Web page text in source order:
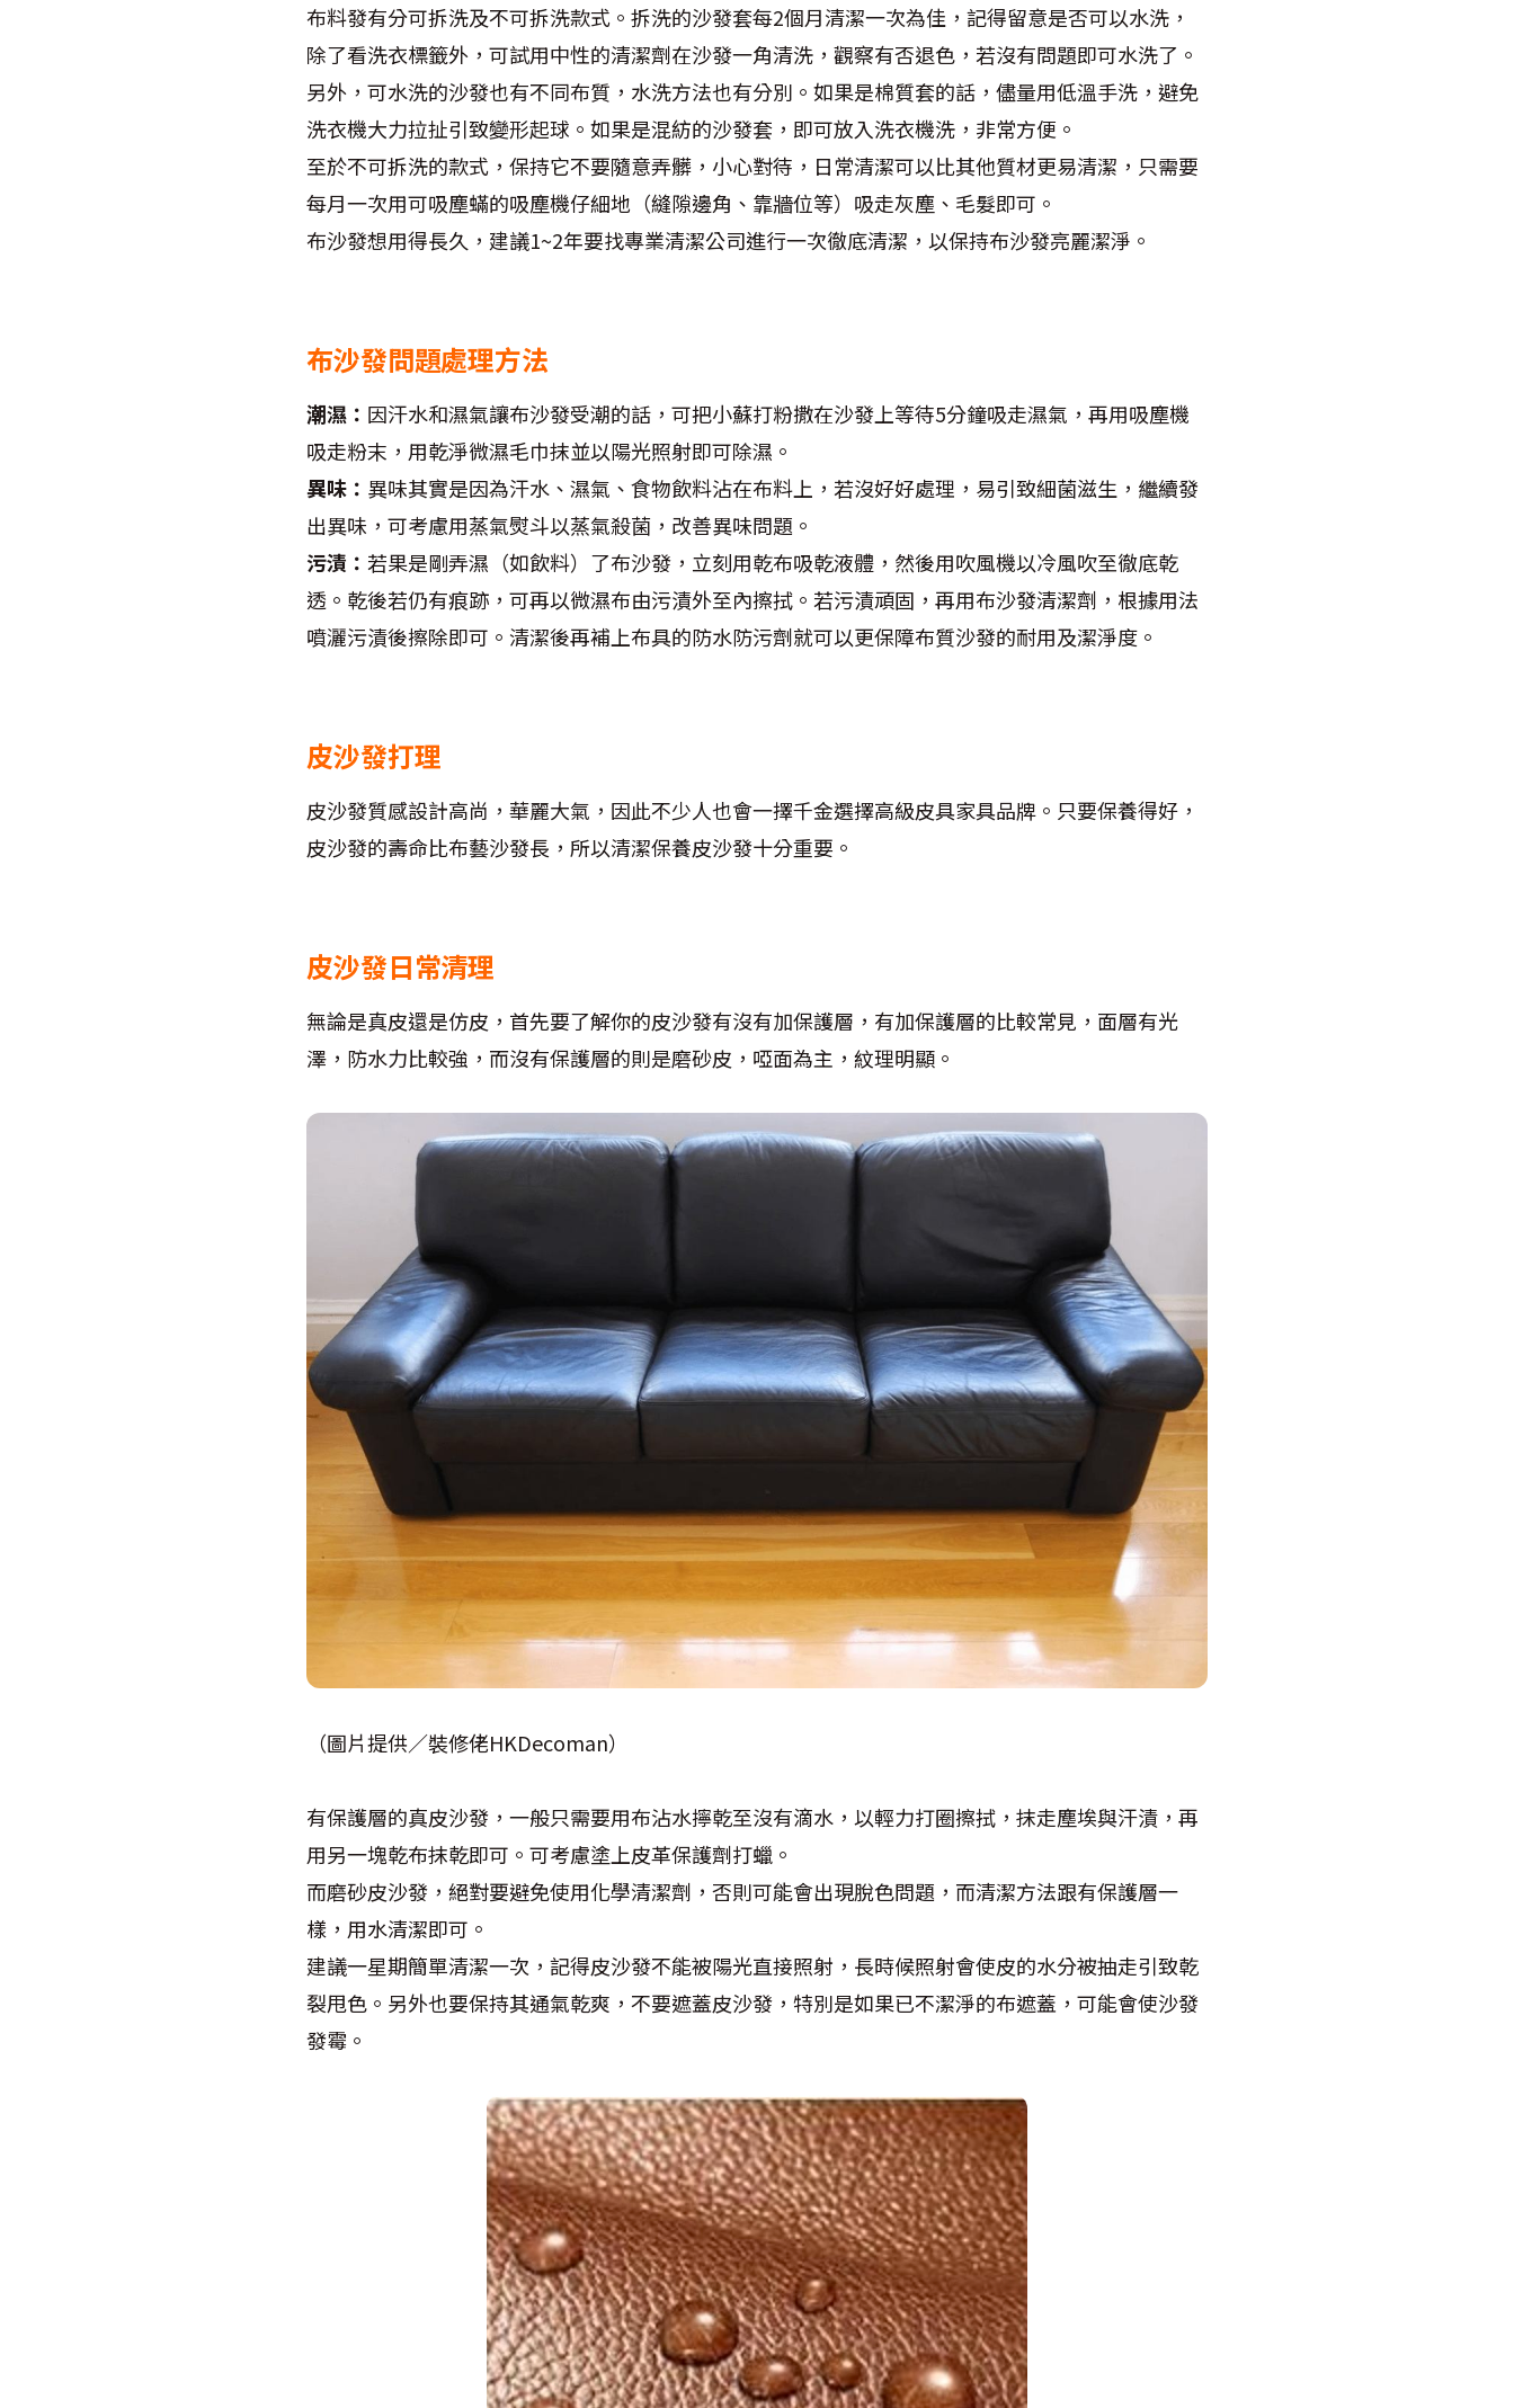
布料發有分可拆洗及不可拆洗款式。拆洗的沙發套每2個月清潔一次為佳，記得留意是否可以水洗，
除了看洗衣標籤外，可試用中性的清潔劑在沙發一角清洗，觀察有否退色，若沒有問題即可水洗了。
另外，可水洗的沙發也有不同布質，水洗方法也有分別。如果是棉質套的話，儘量用低溫手洗，避免
洗衣機大力拉扯引致變形起球。如果是混紡的沙發套，即可放入洗衣機洗，非常方便。
至於不可拆洗的款式，保持它不要隨意弄髒，小心對待，日常清潔可以比其他質材更易清潔，只需要
每月一次用可吸塵蟎的吸塵機仔細地（縫隙邊角、靠牆位等）吸走灰塵、毛髮即可。
布沙發想用得長久，建議1~2年要找專業清潔公司進行一次徹底清潔，以保持布沙發亮麗潔淨。
布沙發問題處理方法
潮濕： 因汗水和濕氣讓布沙發受潮的話，可把小蘇打粉撒在沙發上等待5分鐘吸走濕氣，再用吸塵機
吸走粉末，用乾淨微濕毛巾抹並以陽光照射即可除濕。
異味： 異味其實是因為汗水、濕氣、食物飲料沾在布料上，若沒好好處理，易引致細菌滋生，繼續發
出異味，可考慮用蒸氣熨斗以蒸氣殺菌，改善異味問題。
污漬： 若果是剛弄濕（如飲料）了布沙發，立刻用乾布吸乾液體，然後用吹風機以冷風吹至徹底乾
透。乾後若仍有痕跡，可再以微濕布由污漬外至內擦拭。若污漬頑固，再用布沙發清潔劑，根據用法
噴灑污漬後擦除即可。清潔後再補上布具的防水防污劑就可以更保障布質沙發的耐用及潔淨度。
皮沙發打理
皮沙發質感設計高尚，華麗大氣，因此不少人也會一擇千金選擇高級皮具家具品牌。只要保養得好，
皮沙發的壽命比布藝沙發長，所以清潔保養皮沙發十分重要。
皮沙發日常清理
無論是真皮還是仿皮，首先要了解你的皮沙發有沒有加保護層，有加保護層的比較常見，面層有光
澤，防水力比較強，而沒有保護層的則是磨砂皮，啞面為主，紋理明顯。
（圖片提供／裝修佬HKDecoman）
有保護層的真皮沙發，一般只需要用布沾水擰乾至沒有滴水，以輕力打圈擦拭，抹走塵埃與汗漬，再
用另一塊乾布抹乾即可。可考慮塗上皮革保護劑打蠟。
而磨砂皮沙發，絕對要避免使用化學清潔劑，否則可能會出現脫色問題，而清潔方法跟有保護層一
樣，用水清潔即可。
建議一星期簡單清潔一次，記得皮沙發不能被陽光直接照射，長時候照射會使皮的水分被抽走引致乾
裂甩色。另外也要保持其通氣乾爽，不要遮蓋皮沙發，特別是如果已不潔淨的布遮蓋，可能會使沙發
發霉。